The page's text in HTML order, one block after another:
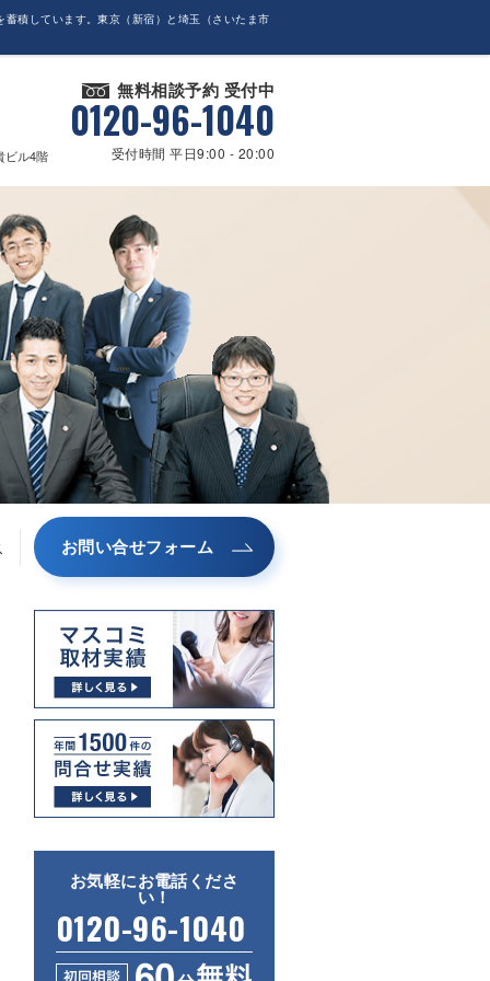
積しています。東京（新宿）と埼玉（さいたま市
ビル4階
無料相談予約 受付中
0120-96-1040
受付時間 平日9:00 - 20:00
お問い合せフォーム
お気軽にお電話くださ
い！
0120-96-1040